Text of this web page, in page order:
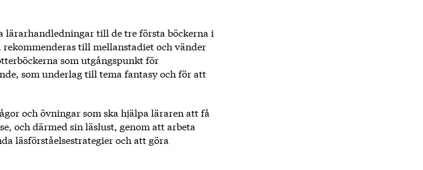
till de tre första böckerna i
till mellanstadiet och vänder
som utgångspunkt för
som underlag till tema fantasy och för att
och övningar som ska hjälpa läraren att få
och därmed sin läslust, genom att arbeta
läsförståelsestrategier och att göra